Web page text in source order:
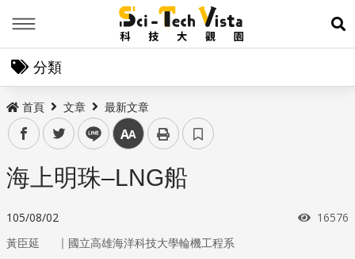
展
分類
首頁 文章 最新文章
facebooktwitter line 中
海上明珠–LNG船
105/08/02 瀏覽次
16576
黃臣延 ｜ 國立高雄海洋科技大學輪機工程系